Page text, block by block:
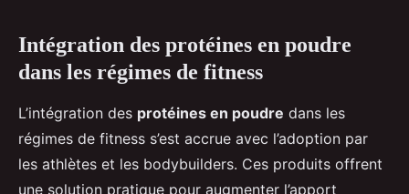
Intégration des protéines en poudre
dans les régimes de fitness
L’intégration des protéines en poudre dans les
régimes de fitness s’est accrue avec l’adoption par
les athlètes et les bodybuilders. Ces produits offrent
une solution pratique pour augmenter l’apport